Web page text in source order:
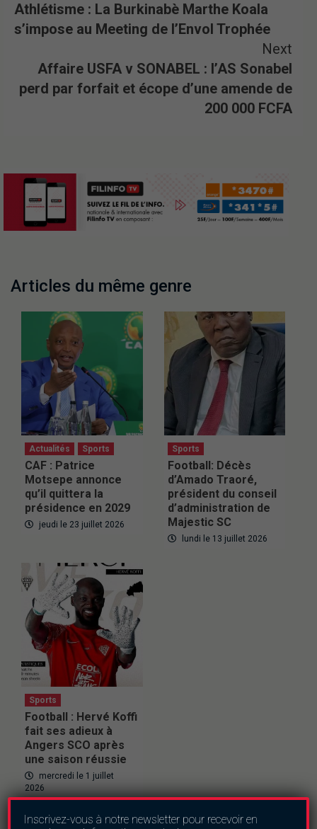
Athlétisme : La Burkinabè Marthe Koala
s’impose au Meeting de l’Envol Trophée
Next
Affaire USFA v SONABEL : l’AS Sonabel
perd par forfait et écope d’une amende de
200 000 FCFA
Articles du même genre
Actualités Sports
CAF : Patrice
Motsepe annonce
qu’il quittera la
présidence en 2029
jeudi le 23 juillet 2026
Sports
Football: Décès
d’Amado Traoré,
président du conseil
d’administration de
Majestic SC
lundi le 13 juillet 2026
Sports
Football : Hervé Koffi
fait ses adieux à
Angers SCO après
une saison réussie
mercredi le 1 juillet
2026
Inscrivez-vous à notre newsletter pour recevoir en